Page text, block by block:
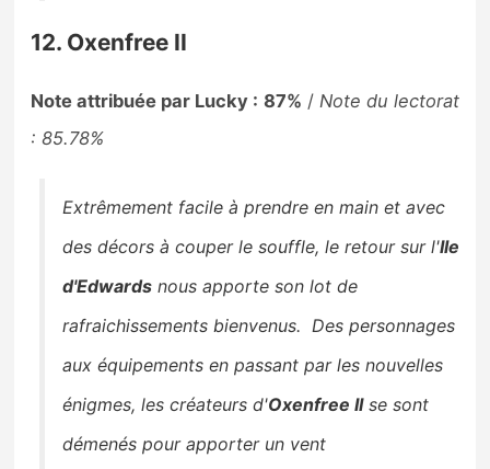
12. Oxenfree II
Note attribuée par Lucky : 87% / Note du lectorat
: 85.78%
Extrêmement facile à prendre en main et avec
des décors à couper le souffle, le retour sur l'Ile
d'Edwards nous apporte son lot de
rafraichissements bienvenus. Des personnages
aux équipements en passant par les nouvelles
énigmes, les créateurs d'Oxenfree IIse sont
démenés pour apporter un vent